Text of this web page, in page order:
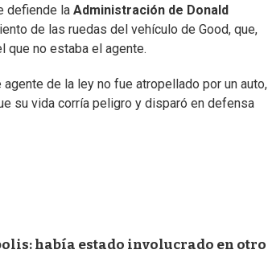
defiende la Administración de Donald
de las ruedas del vehículo de Good, que,
que no estaba el agente.
de la ley no fue atropellado por un auto,
su vida corría peligro y disparó en defensa
había estado involucrado en otro